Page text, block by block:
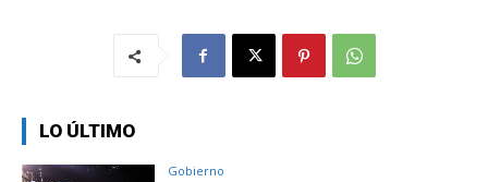
LO ÚLTIMO
Gobierno